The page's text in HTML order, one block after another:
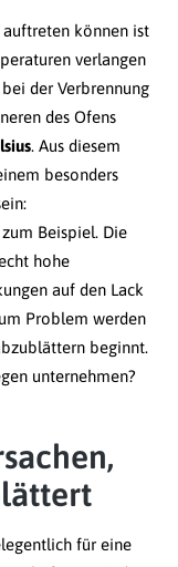
auftreten können ist
verlangen
der Verbrennung
des Ofens
. Aus diesem
besonders
Beispiel. Die
hohe
auf den Lack
Problem werden
beginnt.
unternehmen?
für eine